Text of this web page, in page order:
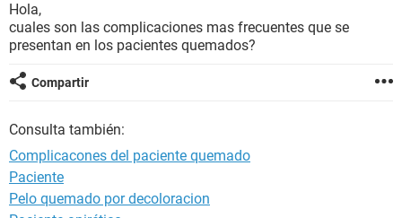
BIENESTAR
Hola,
cuales son las complicaciones mas frecuentes que se
presentan en los pacientes quemados?
Compartir
Consulta también:
Complicacones del paciente quemado
Paciente
Pelo quemado por decoloracion